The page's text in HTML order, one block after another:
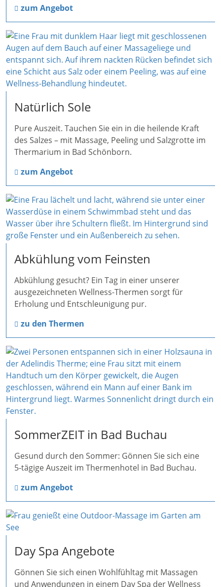
zum Angebot
Natürlich Sole
Pure Auszeit. Tauchen Sie ein in die heilende Kraft
des Salzes – mit Massage, Peeling und Salzgrotte im
Thermarium in Bad Schönborn.
zum Angebot
Abkühlung vom Feinsten
Abkühlung gesucht? Ein Tag in einer unserer
ausgezeichneten Wellness-Thermen sorgt für
Erholung und Entschleunigung pur.
zu den Thermen
SommerZEIT in Bad Buchau
Gesund durch den Sommer: Gönnen Sie sich eine
5-tägige Auszeit im Thermenhotel in Bad Buchau.
zum Angebot
Day Spa Angebote
Gönnen Sie sich einen Wohlfühltag mit Massagen
und Anwendungen in einem Day Spa der Wellness